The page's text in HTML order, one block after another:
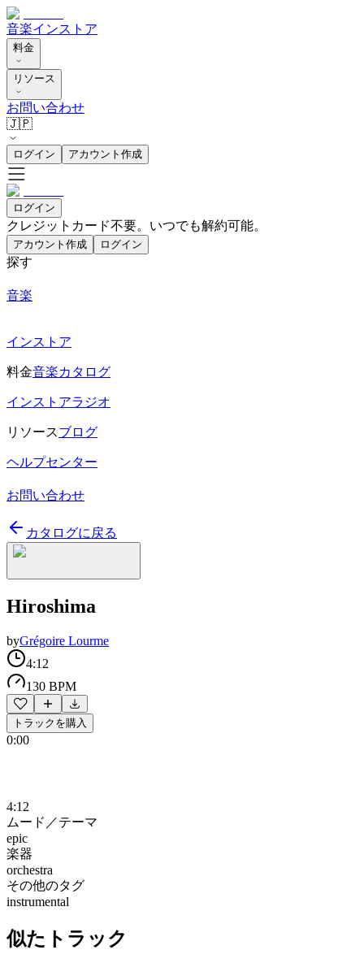
音楽インストア
料金
リソース
お問い合わせ
🇯🇵
ログイン アカウント作成
ログイン
クレジットカード不要。いつでも解約可能。
アカウント作成 ログイン
探す
音楽
インストア
料金音楽カタログ
インストアラジオ
リソースブログ
ヘルプセンター
お問い合わせ
カタログに戻る
Hiroshima
byGrégoire Lourme
4:12
130 BPM
トラックを購入
0:00
4:12
ムード／テーマ
epic
楽器
orchestra
その他のタグ
instrumental
似たトラック